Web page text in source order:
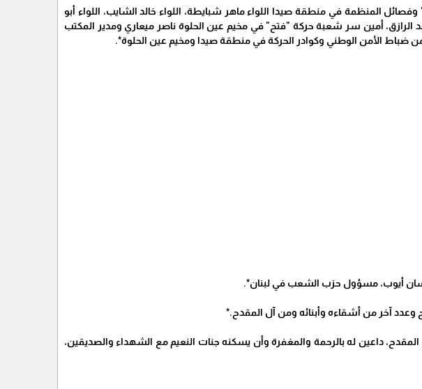
المنظمة في منطقة صيدا اللواء ماهر شبايطة، اللواء خالد الشايب، اللواء أبو
أمين سر شعبة حركة "فتح" في مخيم عين الحلوة ناصر ميعاري ومدير المكتب
ضباط الأمن الوطني وكوادر الحركة في منطقة صيدا ومخيم عين الحلوة*.
أيوب، مسؤول حزب الشعب في لبنان*.
وعدد آخر من أشقاءه وأبنائه ومن آل المقدح.*
داعين له بالرحمة والمغفرة وأن يسكنه جنات النعيم مع الشهداء والصديقين،